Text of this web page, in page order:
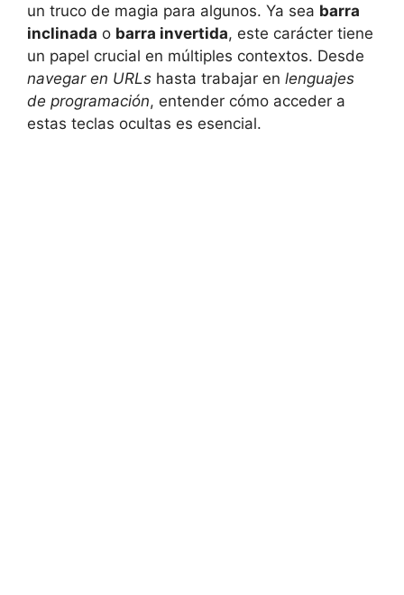
un truco de magia para algunos. Ya sea barra
inclinada o barra invertida, este carácter tiene
un papel crucial⁣ en múltiples‍ contextos. Desde
navegar en URLs hasta trabajar en lenguajes
de⁤ programación, entender cómo acceder a
estas teclas ocultas es esencial.